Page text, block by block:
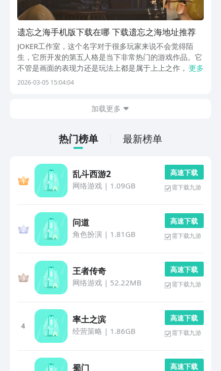
遗忘之海手机版下载在哪 下载遗忘之海地址推荐
JOKER工作室，这个名字对于很多玩家来说不会觉得陌
生，它所开发的第五人格是当下非常热门的游戏作品。它
不管是画面的表现力还是玩法上都是属于上上之作，很多
玩家都很喜爱。那么，遗忘之海手机版下载在哪？对于这
更多
2026-03-05 15:04:04
加载更多
热门榜单 最新榜单
乱斗西游2
网络游戏| 1.09GB
高 速 下 载
需下载九游
问道
角色扮演 | 1.81GB
高 速 下 载
需下载九游
王者传奇
网络游戏| 52.22MB
高 速 下 载
需下载九游
4
率土之滨
经营策略 | 1.86GB
高 速 下 载
需下载九游
蜀门 高 速 下 载